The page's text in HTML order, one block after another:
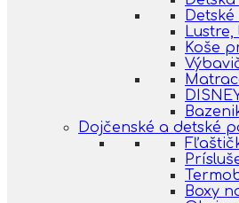
Koše
Dojčenské a detské
Boxy